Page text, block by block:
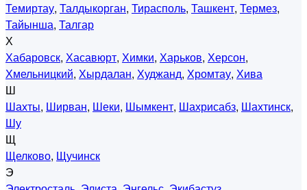
Темиртау, Талдыкорган, Тирасполь, Ташкент, Термез,
Тайынша, Талгар
Х
Хабаровск, Хасавюрт, Химки, Харьков, Херсон,
Хмельницкий, Хырдалан, Худжанд, Хромтау, Хива
Ш
Шахты, Ширван, Шеки, Шымкент, Шахрисабз, Шахтинск,
Шу
Щ
Щелково, Щучинск
Э